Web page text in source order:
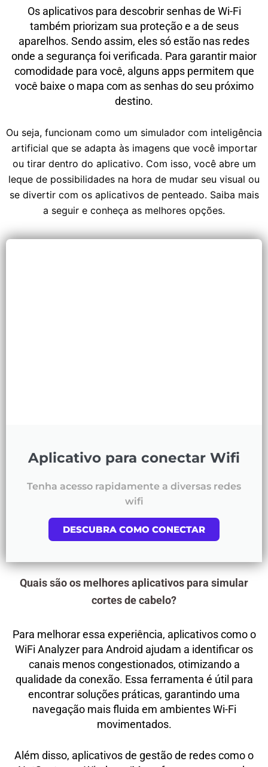
Os aplicativos para descobrir senhas de Wi-Fi
também priorizam sua proteção e a de seus
aparelhos. Sendo assim, eles só estão nas redes
onde a segurança foi verificada. Para garantir maior
comodidade para você, alguns apps permitem que
você baixe o mapa com as senhas do seu próximo
destino.
Ou seja, funcionam como um simulador com inteligência
artificial que se adapta às imagens que você importar
ou tirar dentro do aplicativo. Com isso, você abre um
leque de possibilidades na hora de mudar seu visual ou
se divertir com os aplicativos de penteado. Saiba mais
a seguir e conheça as melhores opções.
Aplicativo para conectar Wifi
Tenha acesso rapidamente a diversas redes
wifi
DESCUBRA COMO CONECTAR
Quais são os melhores aplicativos para simular
cortes de cabelo?
Para melhorar essa experiência, aplicativos como o
WiFi Analyzer para Android ajudam a identificar os
canais menos congestionados, otimizando a
qualidade da conexão. Essa ferramenta é útil para
encontrar soluções práticas, garantindo uma
navegação mais fluida em ambientes Wi-Fi
movimentados.
Além disso, aplicativos de gestão de redes como o